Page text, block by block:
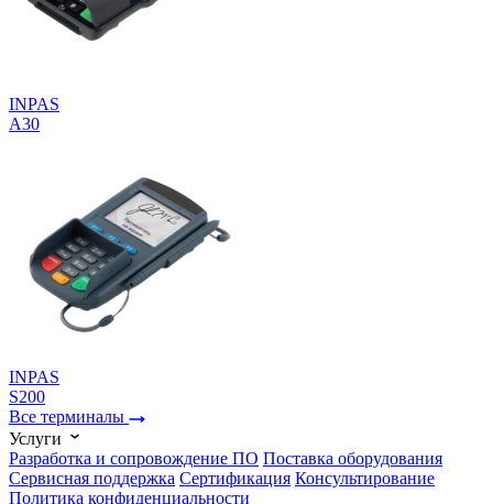
INPAS
A30
INPAS
S200
Все терминалы
Услуги
Разработка и сопровождение ПО Поставка оборудования
Сервисная поддержка Cертификация Консультирование
Политика конфиденциальности